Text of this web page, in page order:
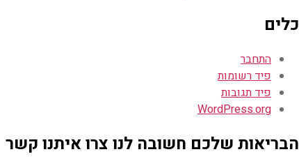
כלים
התחבר
פיד רשומות
פיד תגובות
WordPress.org
הבריאות שלכם חשובה לנו צרו איתנו קשר